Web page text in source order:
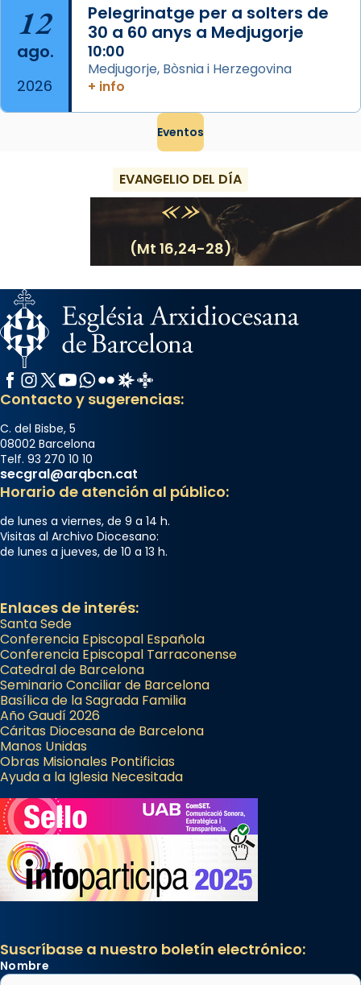
12
ago.
2026
Pelegrinatge per a solters de
30 a 60 anys a Medjugorje
10:00
Medjugorje, Bòsnia i Herzegovina
+ info
Eventos
EVANGELIO DEL DÍA
(Mt 16,24-28)
Facebook
Instagram
X / Twitter
YouTube
WhatsApp
FlickrRadio Estel
Catalunya Cristiana
Contacto y sugerencias:
C. del Bisbe, 5
08002 Barcelona
Telf. 93 270 10 10
secgral@arqbcn.cat
Horario de atención al público:
de lunes a viernes, de 9 a 14 h.
Visitas al Archivo Diocesano:
de lunes a jueves, de 10 a 13 h.
Enlaces de interés:
Santa Sede
Conferencia Episcopal Española
Conferencia Episcopal Tarraconense
Catedral de Barcelona
Seminario Conciliar de Barcelona
Basílica de la Sagrada Familia
Año Gaudí 2026
Cáritas Diocesana de Barcelona
Manos Unidas
Obras Misionales Pontificias
Ayuda a la Iglesia Necesitada
Suscríbase a nuestro boletín electrónico:
Nombre